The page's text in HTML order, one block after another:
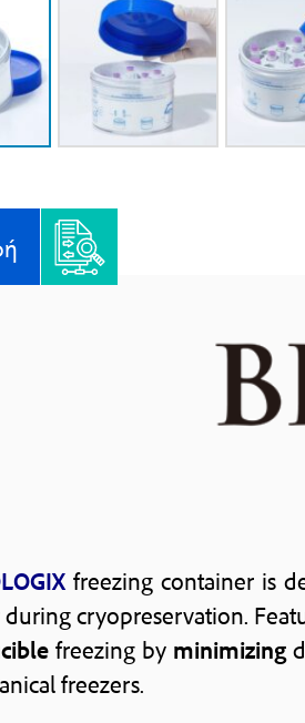
freezing container is
cryopreservation.
freezing by minimizing
freezers.